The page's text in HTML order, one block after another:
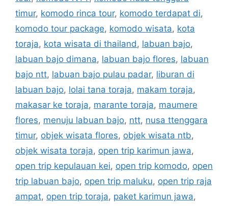
timur, komodo rinca tour, komodo terdapat di,
komodo tour package, komodo wisata, kota
toraja, kota wisata di thailand, labuan bajo,
labuan bajo dimana, labuan bajo flores, labuan
bajo ntt, labuan bajo pulau padar, liburan di
labuan bajo, lolai tana toraja, makam toraja,
makasar ke toraja, marante toraja, maumere
flores, menuju labuan bajo, ntt, nusa ttenggara
timur, objek wisata flores, objek wisata ntb,
objek wisata toraja, open trip karimun jawa,
open trip kepulauan kei, open trip komodo, open
trip labuan bajo, open trip maluku, open trip raja
ampat, open trip toraja, paket karimun jawa,